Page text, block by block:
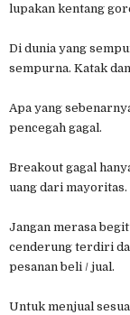
lupakan kentang
Di dunia yang
sempurna. Katak
Apa yang
pencegah gagal.
Breakout gagal
uang dari mayoritas.
Jangan merasa
cenderung terdiri
pesanan beli / jual.
Untuk menjual